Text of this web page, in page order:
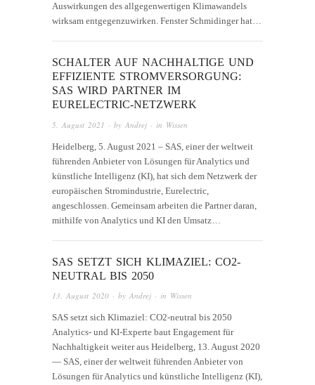
Auswirkungen des allgegenwertigen Klimawandels
wirksam entgegenzuwirken. Fenster Schmidinger hat…
SCHALTER AUF NACHHALTIGE UND
EFFIZIENTE STROMVERSORGUNG:
SAS WIRD PARTNER IM
EURELECTRIC-NETZWERK
5. August 2021 · by Andrej · in Wissen
Heidelberg, 5. August 2021 – SAS, einer der weltweit
führenden Anbieter von Lösungen für Analytics und
künstliche Intelligenz (KI), hat sich dem Netzwerk der
europäischen Stromindustrie, Eurelectric,
angeschlossen. Gemeinsam arbeiten die Partner daran,
mithilfe von Analytics und KI den Umsatz…
SAS SETZT SICH KLIMAZIEL: CO2-
NEUTRAL BIS 2050
13. August 2020 · by Andrej · in Wissen
SAS setzt sich Klimaziel: CO2-neutral bis 2050
Analytics- und KI-Experte baut Engagement für
Nachhaltigkeit weiter aus Heidelberg, 13. August 2020
— SAS, einer der weltweit führenden Anbieter von
Lösungen für Analytics und künstliche Intelligenz (KI),